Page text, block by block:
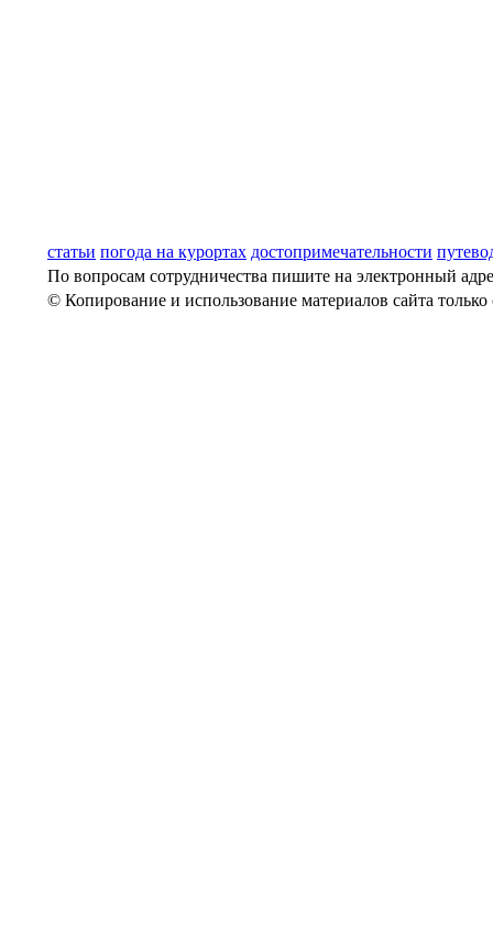
статьи погода на курортах достопримечательности
По вопросам сотрудничества пишите на электронный
© Копирование и использование материалов сайта